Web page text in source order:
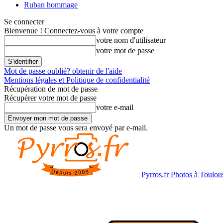
Ruban hommage
Se connecter
Bienvenue ! Connectez-vous à votre compte
votre nom d'utilisateur
votre mot de passe
Mot de passe oublié? obtenir de l'aide
Mentions légales et Politique de confidentialité
Récupération de mot de passe
Récupérer votre mot de passe
votre e-mail
Un mot de passe vous sera envoyé par e-mail.
Pyrros.fr Photos à